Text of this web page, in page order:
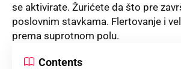
se aktivirate. Žurićete da što pre
poslovnim stavkama. Flertovanje i
prema suprotnom polu.
Contents